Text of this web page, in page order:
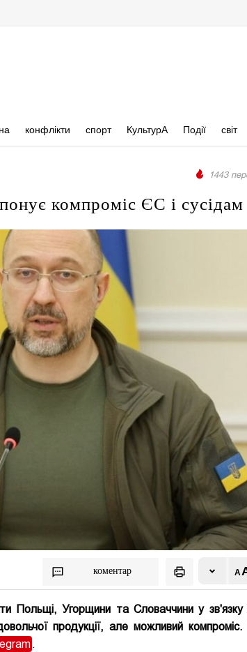
конфлікти спорт КультурА Події світ
1443
компроміс ЄС і сусідам
коментар
Польщі, Угорщини та Словаччини у зв'язку
продукції, але можливий компроміс.
.